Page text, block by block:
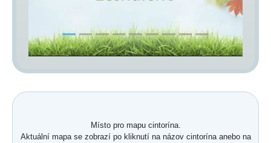
Místo pro mapu cintorína.
Aktuální mapa se zobrazí po kliknutí na názov cintorína anebo na